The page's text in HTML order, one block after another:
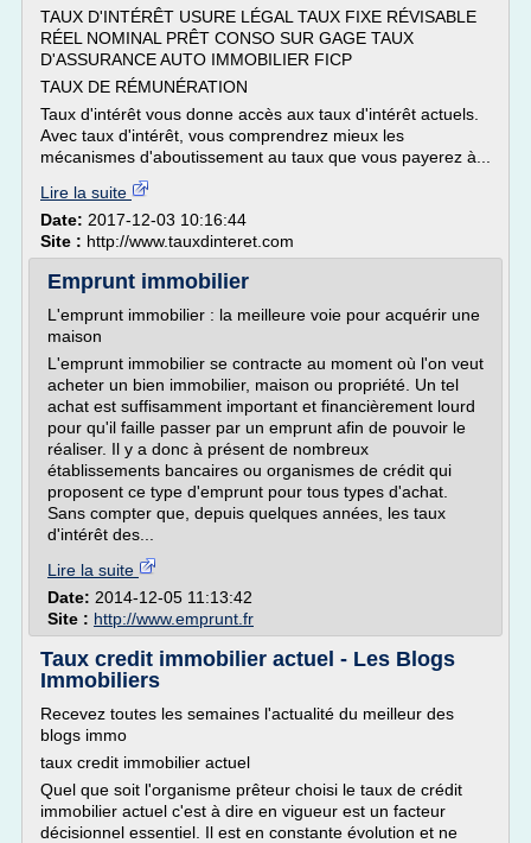
TAUX D'INTÉRÊT USURE LÉGAL TAUX FIXE RÉVISABLE
RÉEL NOMINAL PRÊT CONSO SUR GAGE TAUX
D'ASSURANCE AUTO IMMOBILIER FICP
TAUX DE RÉMUNÉRATION
Taux d'intérêt vous donne accès aux taux d'intérêt actuels.
Avec taux d'intérêt, vous comprendrez mieux les
mécanismes d'aboutissement au taux que vous payerez à...
Lire la suite
Date: 2017-12-03 10:16:44
Site : http://www.tauxdinteret.com
Emprunt immobilier
L'emprunt immobilier : la meilleure voie pour acquérir une
maison
L'emprunt immobilier se contracte au moment où l'on veut
acheter un bien immobilier, maison ou propriété. Un tel
achat est suffisamment important et financièrement lourd
pour qu'il faille passer par un emprunt afin de pouvoir le
réaliser. Il y a donc à présent de nombreux
établissements bancaires ou organismes de crédit qui
proposent ce type d'emprunt pour tous types d'achat.
Sans compter que, depuis quelques années, les taux
d'intérêt des...
Lire la suite
Date: 2014-12-05 11:13:42
Site : http://www.emprunt.fr
Taux credit immobilier actuel - Les Blogs
Immobiliers
Recevez toutes les semaines l'actualité du meilleur des
blogs immo
taux credit immobilier actuel
Quel que soit l'organisme prêteur choisi le taux de crédit
immobilier actuel c'est à dire en vigueur est un facteur
décisionnel essentiel. Il est en constante évolution et ne